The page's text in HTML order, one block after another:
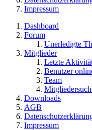
Impressum
Dashboard
Forum
Unerledigte
Mitglieder
Letzte
Benutzer
Team
Downloads
AGB
Impressum